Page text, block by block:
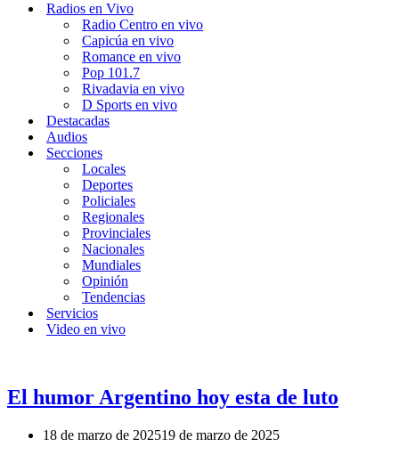
Radios en Vivo
Radio Centro en vivo
Capicúa en vivo
Romance en vivo
Pop 101.7
Rivadavia en vivo
D Sports en vivo
Destacadas
Audios
Secciones
Locales
Deportes
Policiales
Regionales
Provinciales
Nacionales
Mundiales
Opinión
Tendencias
Servicios
Video en vivo
El humor Argentino hoy esta de luto
18 de marzo de 202519 de marzo de 2025